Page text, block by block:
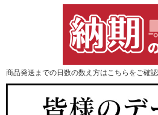
商品発送までの日数の数え方はこちらをご確認